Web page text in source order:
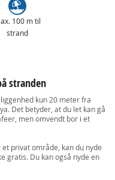
100 m til
strand
stranden
kun 20 meter fra
Det betyder, at du let kan gå
men omvendt bor i et
privat område, kan du nyde
gratis. Du kan også nyde en